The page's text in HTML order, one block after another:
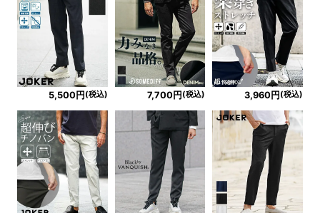
5,500円 (税込) 7,700円 (税込) 3,960円 (税込)